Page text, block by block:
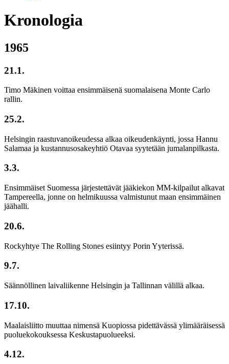
Kronologia
1965
21.1.
Timo Mäkinen voittaa ensimmäisenä suomalaisena Monte Carlo
rallin.
25.2.
Helsingin raastuvanoikeudessa alkaa oikeudenkäynti, jossa Hannu
Salamaa ja kustannusosakeyhtiö Otavaa syytetään jumalanpilkasta.
3.3.
Ensimmäiset Suomessa järjestettävät jääkiekon MM-kilpailut alkavat
Tampereella, jonne on helmikuussa valmistunut maan ensimmäinen
jäähalli.
20.6.
Rockyhtye The Rolling Stones esiintyy Porin Yyterissä.
9.7.
Säännöllinen laivaliikenne Helsingin ja Tallinnan välillä alkaa.
17.10.
Maalaisliitto muuttaa nimensä Kuopiossa pidettävässä ylimääräisessä
puoluekokouksessa Keskustapuolueeksi.
4.12.